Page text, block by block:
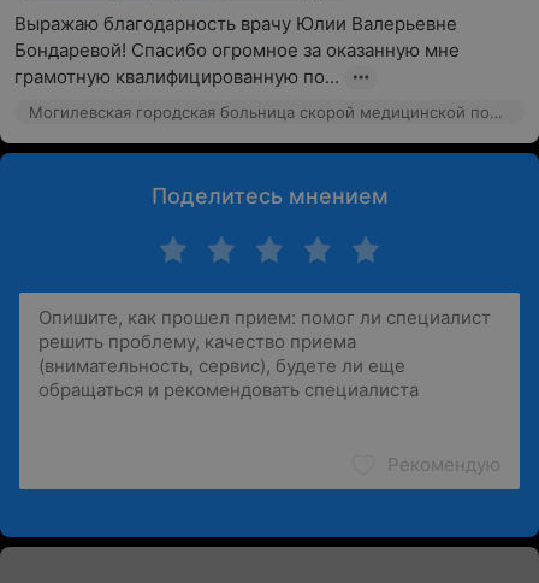
Выражаю благодарность врачу Юлии Валерьевне
Бондаревой! Спасибо огромное за оказанную мне
грамотную квалифицированную по...
Могилевская городская больница скорой медицинской помощи, ул. Боткина, 2
Поделитесь мнением
Рекомендую